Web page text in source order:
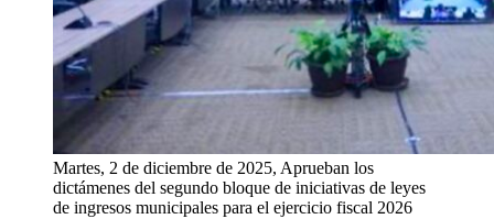
Martes, 2 de diciembre de 2025, Aprueban los
dictámenes del segundo bloque de iniciativas de leyes
de ingresos municipales para el ejercicio fiscal 2026